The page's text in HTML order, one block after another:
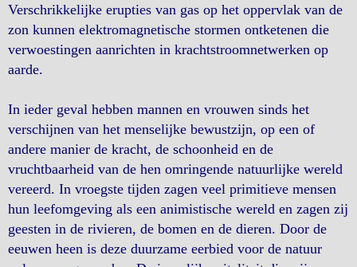
Verschrikkelijke erupties van gas op het oppervlak van de
zon kunnen elektromagnetische stormen ontketenen die
verwoestingen aanrichten in krachtstroomnetwerken op
aarde.
In ieder geval hebben mannen en vrouwen sinds het
verschijnen van het menselijke bewustzijn, op een of
andere manier de kracht, de schoonheid en de
vruchtbaarheid van de hen omringende natuurlijke wereld
vereerd. In vroegste tijden zagen veel primitieve mensen
hun leefomgeving als een animistische wereld en zagen zij
geesten in de rivieren, de bomen en de dieren. Door de
eeuwen heen is deze duurzame eerbied voor de natuur